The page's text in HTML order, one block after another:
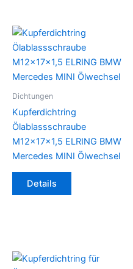
Dichtungen
Kupferdichtring
Ölablassschraube
M12x17x1,5 ELRING BMW
Mercedes MINI Ölwechsel
Details
Dieses
Die